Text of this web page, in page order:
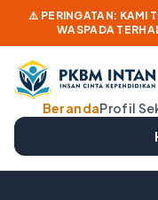
⚠️ PERINGATAN: KAMI
WASPADA
BerandaProfil